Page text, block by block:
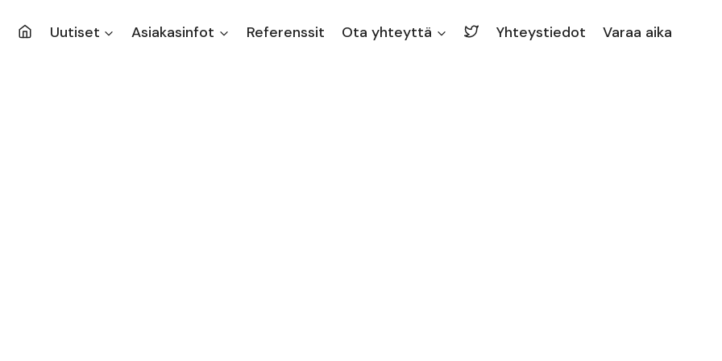
Uutiset Asiakasinfot Referenssit Ota yhteyttä Yhteystiedot Varaa aika